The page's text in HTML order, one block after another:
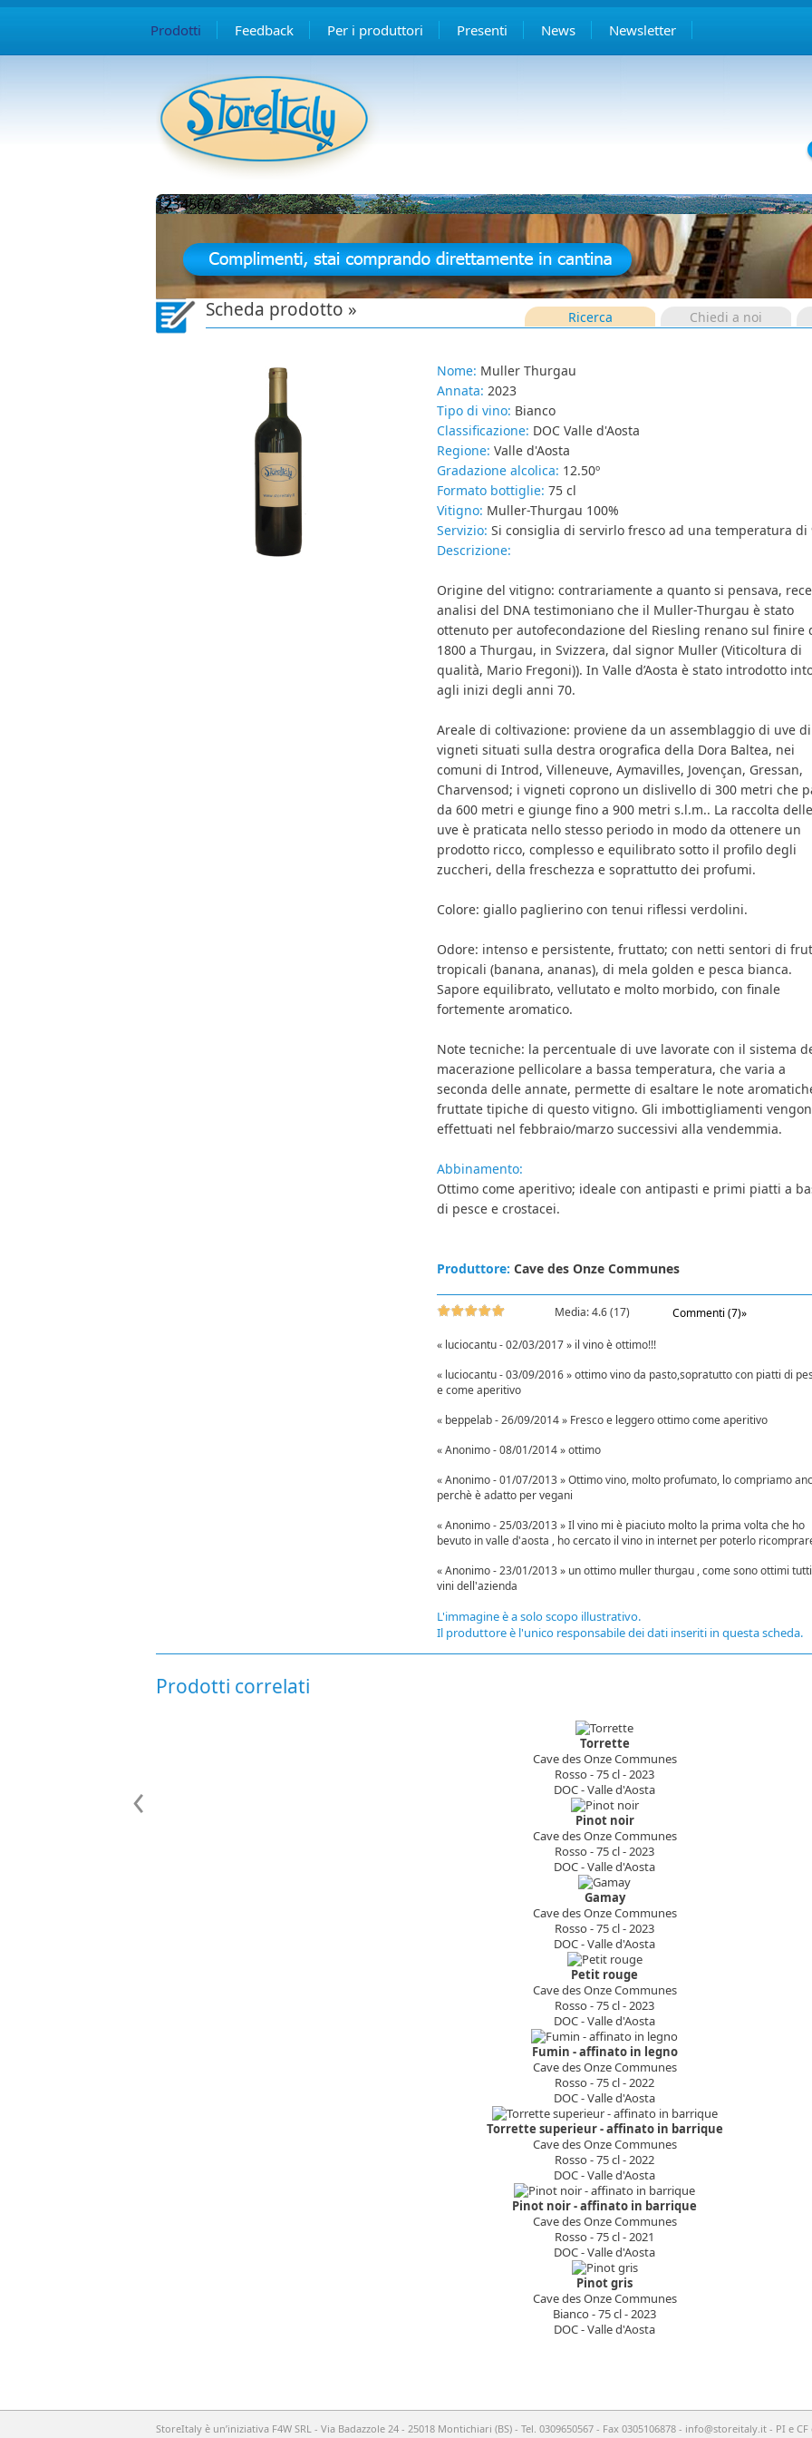
Prodotti Feedback Per i produttori Presenti News Newsletter
12345678
Scheda prodotto » Ricerca Chiedi a noi
Nome: Muller Thurgau
Annata: 2023
Tipo di vino: Bianco
Classificazione: DOC Valle d'Aosta
Regione: Valle d'Aosta
Gradazione alcolica: 12.50º
Formato bottiglie: 75 cl
Vitigno: Muller-Thurgau 100%
Servizio: Si consiglia di servirlo fresco ad una temperatura di
Descrizione:
Origine del vitigno: contrariamente a quanto si pensava,
analisi del DNA testimoniano che il Muller-Thurgau è stato
ottenuto per autofecondazione del Riesling renano sul finire
1800 a Thurgau, in Svizzera, dal signor Muller (Viticoltura di
qualità, Mario Fregoni)). In Valle d’Aosta è stato introdotto
agli inizi degli anni 70.
Areale di coltivazione: proviene da un assemblaggio di uve di
vigneti situati sulla destra orografica della Dora Baltea, nei
comuni di Introd, Villeneuve, Aymavilles, Jovençan, Gressan,
Charvensod; i vigneti coprono un dislivello di 300 metri che
da 600 metri e giunge fino a 900 metri s.l.m.. La raccolta delle
uve è praticata nello stesso periodo in modo da ottenere un
prodotto ricco, complesso e equilibrato sotto il profilo degli
zuccheri, della freschezza e soprattutto dei profumi.
Colore: giallo paglierino con tenui riflessi verdolini.
Odore: intenso e persistente, fruttato; con netti sentori di
tropicali (banana, ananas), di mela golden e pesca bianca.
Sapore equilibrato, vellutato e molto morbido, con finale
fortemente aromatico.
Note tecniche: la percentuale di uve lavorate con il sistema
macerazione pellicolare a bassa temperatura, che varia a
seconda delle annate, permette di esaltare le note
fruttate tipiche di questo vitigno. Gli imbottigliamenti
effettuati nel febbraio/marzo successivi alla vendemmia.
Abbinamento:
Ottimo come aperitivo; ideale con antipasti e primi piatti a
di pesce e crostacei.
Produttore: Cave des Onze Communes
Media:4.6(17) Commenti (7)»
« luciocantu - 02/03/2017 » il vino è ottimo!!!
« luciocantu - 03/09/2016 » ottimo vino da pasto,sopratutto con piatti di
e come aperitivo
« beppelab - 26/09/2014 » Fresco e leggero ottimo come aperitivo
« Anonimo - 08/01/2014 » ottimo
« Anonimo - 01/07/2013 » Ottimo vino, molto profumato, lo compriamo
perchè è adatto per vegani
« Anonimo - 25/03/2013 » Il vino mi è piaciuto molto la prima volta che ho
bevuto in valle d'aosta , ho cercato il vino in internet per poterlo
« Anonimo - 23/01/2013 » un ottimo muller thurgau , come sono ottimi
vini dell'azienda
L'immagine è a solo scopo illustrativo.
Il produttore è l'unico responsabile dei dati inseriti in questa scheda.
Prodotti correlati
Torrette
Cave des Onze Communes
Rosso - 75 cl - 2023
DOC - Valle d'Aosta
Pinot noir
Cave des Onze Communes
Rosso - 75 cl - 2023
DOC - Valle d'Aosta
Gamay
Cave des Onze Communes
Rosso - 75 cl - 2023
DOC - Valle d'Aosta
Petit rouge
Cave des Onze Communes
Rosso - 75 cl - 2023
DOC - Valle d'Aosta
Fumin - affinato in legno
Cave des Onze Communes
Rosso - 75 cl - 2022
DOC - Valle d'Aosta
Torrette superieur - affinato in barrique
Cave des Onze Communes
Rosso - 75 cl - 2022
DOC - Valle d'Aosta
Pinot noir - affinato in barrique
Cave des Onze Communes
Rosso - 75 cl - 2021
DOC - Valle d'Aosta
Pinot gris
Cave des Onze Communes
Bianco - 75 cl - 2023
DOC - Valle d'Aosta
StoreItaly è un’iniziativa F4W SRL - Via Badazzole 24 - 25018 Montichiari (BS) - Tel. 0309650567 - Fax 0305106878 - info@storeitaly.it - PI e CF